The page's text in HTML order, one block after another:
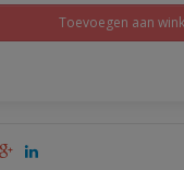
Toevoegen aan